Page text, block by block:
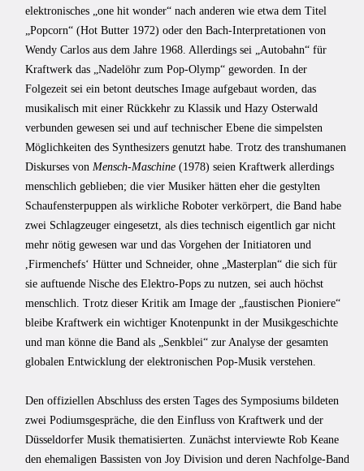
elektronisches „one hit wonder“ nach anderen wie etwa dem Titel
„Popcorn“ (Hot Butter 1972) oder den Bach-Interpretationen von
Wendy Carlos aus dem Jahre 1968. Allerdings sei „Autobahn“ für
Kraftwerk das „Nadelöhr zum Pop-Olymp“ geworden. In der
Folgezeit sei ein betont deutsches Image aufgebaut worden, das
musikalisch mit einer Rückkehr zu Klassik und Hazy Osterwald
verbunden gewesen sei und auf technischer Ebene die simpelsten
Möglichkeiten des Synthesizers genutzt habe. Trotz des transhumanen
Diskurses von Mensch-Maschine (1978) seien Kraftwerk allerdings
menschlich geblieben; die vier Musiker hätten eher die gestylten
Schaufensterpuppen als wirkliche Roboter verkörpert, die Band habe
zwei Schlagzeuger eingesetzt, als dies technisch eigentlich gar nicht
mehr nötig gewesen war und das Vorgehen der Initiatoren und
,Firmenchefsʻ Hütter und Schneider, ohne „Masterplan“ die sich für
sie auftuende Nische des Elektro-Pops zu nutzen, sei auch höchst
menschlich. Trotz dieser Kritik am Image der „faustischen Pioniere“
bleibe Kraftwerk ein wichtiger Knotenpunkt in der Musikgeschichte
und man könne die Band als „Senkblei“ zur Analyse der gesamten
globalen Entwicklung der elektronischen Pop-Musik verstehen.
Den offiziellen Abschluss des ersten Tages des Symposiums bildeten
zwei Podiumsgespräche, die den Einfluss von Kraftwerk und der
Düsseldorfer Musik thematisierten. Zunächst interviewte Rob Keane
den ehemaligen Bassisten von Joy Division und deren Nachfolge-Band